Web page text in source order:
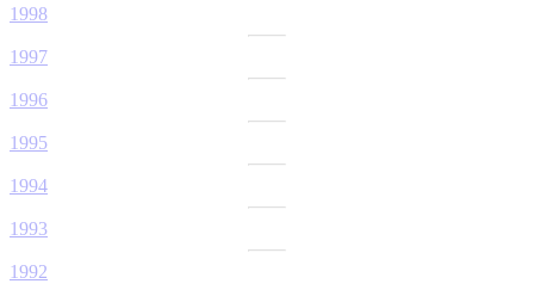
1998
1997
1996
1995
1994
1993
1992